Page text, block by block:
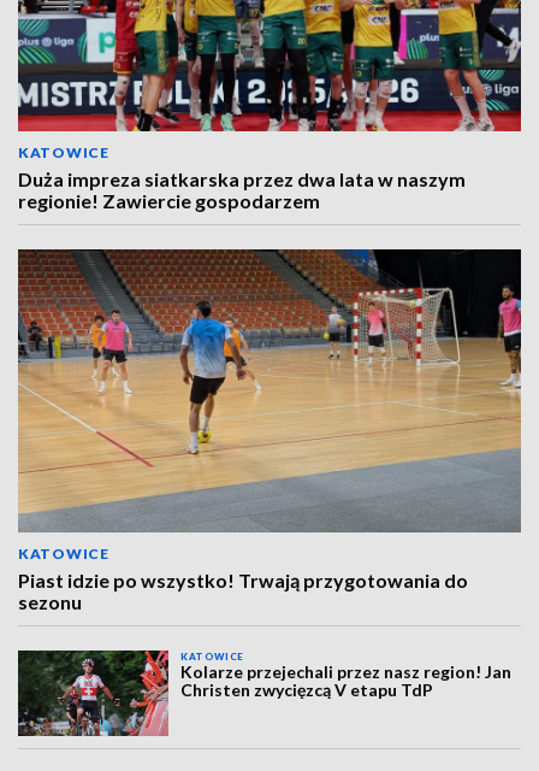
KATOWICE
Duża impreza siatkarska przez dwa lata w naszym
regionie! Zawiercie gospodarzem
KATOWICE
Piast idzie po wszystko! Trwają przygotowania do
sezonu
KATOWICE
Kolarze przejechali przez nasz region! Jan
Christen zwycięzcą V etapu TdP